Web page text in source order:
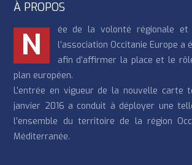
À PROPOS
N
ée de la volonté régionale et
l’association Occitanie Europe a
afin d’affirmer la place et le
plan européen.
L’entrée en vigueur de la nouvelle carte
janvier 2016 a conduit à déployer une
l’ensemble du territoire de la région
Méditerranée.